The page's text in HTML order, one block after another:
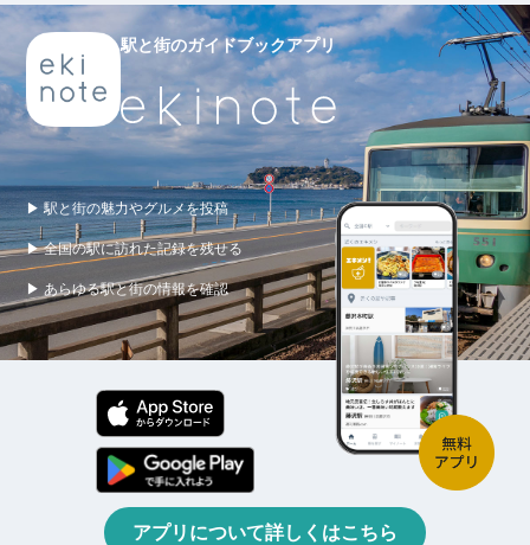
駅と街のガイドブックアプリ
▶ 駅と街の魅力やグルメを投稿
▶ 全国の駅に訪れた記録を残せる
▶ あらゆる駅と街の情報を確認
アプリについて詳しくはこちら